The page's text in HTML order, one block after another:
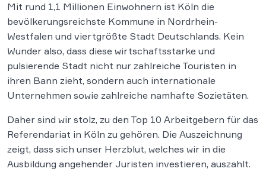
Mit rund 1,1 Millionen Einwohnern ist Köln die
bevölkerungsreichste Kommune in Nordrhein-
Westfalen und viertgrößte Stadt Deutschlands. Kein
Wunder also, dass diese wirtschaftsstarke und
pulsierende Stadt nicht nur zahlreiche Touristen in
ihren Bann zieht, sondern auch internationale
Unternehmen sowie zahlreiche namhafte Sozietäten.
Daher sind wir stolz, zu den Top 10 Arbeitgebern für das
Referendariat in Köln zu gehören. Die Auszeichnung
zeigt, dass sich unser Herzblut, welches wir in die
Ausbildung angehender Juristen investieren, auszahlt.